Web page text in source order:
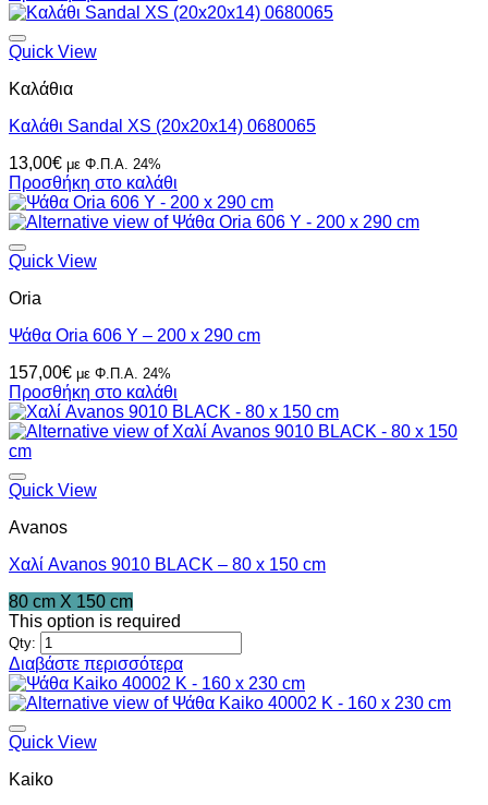
Quick View
Καλάθια
Καλάθι Sandal XS (20x20x14) 0680065
13,00€ με Φ.Π.Α. 24%
Προσθήκη στο καλάθι
Quick View
Oria
Ψάθα Oria 606 Y – 200 x 290 cm
157,00€ με Φ.Π.Α. 24%
Προσθήκη στο καλάθι
Quick View
Avanos
Χαλί Avanos 9010 BLACK – 80 x 150 cm
80 cm X 150 cm
This option is required
Qty:
Διαβάστε περισσότερα
Quick View
Kaiko